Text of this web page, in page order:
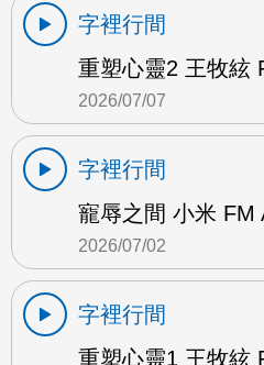
字裡行間
重塑心靈2 王牧絃
2026/07/07
字裡行間
寵辱之間 小米 FM
2026/07/02
字裡行間
重塑心靈1 王牧絃